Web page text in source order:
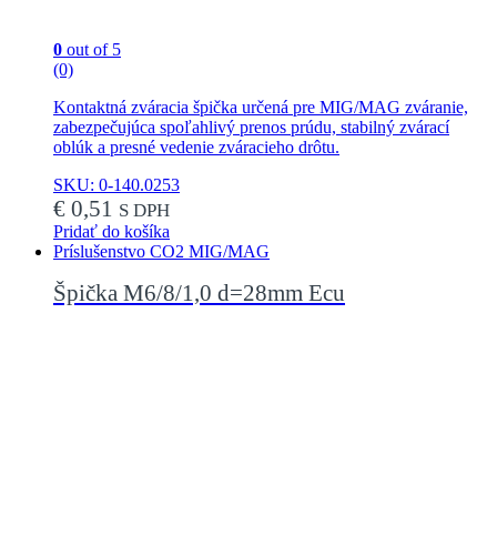
0 out of 5
(0)
Kontaktná zváracia špička určená pre MIG/MAG zváranie,
zabezpečujúca spoľahlivý prenos prúdu, stabilný zvárací
oblúk a presné vedenie zváracieho drôtu.
SKU: 0-140.0253
€ 0,51 S DPH
Pridať do košíka
Príslušenstvo CO2 MIG/MAG
Špička M6/8/1,0 d=28mm Ecu